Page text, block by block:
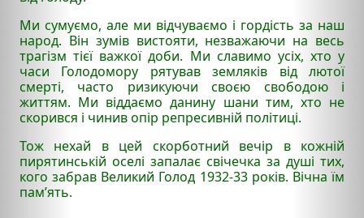
Ми сумуємо, але ми відчуваємо і гордість за наш
народ. Він зумів вистояти, незважаючи на весь
трагізм тієї важкої доби. Ми славимо усіх, хто у
часи Голодомору рятував земляків від лютої
смерті, часто ризикуючи своєю свободою і
життям. Ми віддаємо данину шани тим, хто не
скорився і чинив опір репресивній політиці.
Тож нехай в цей скорботний вечір в кожній
пирятинській оселі запалає свічечка за душі тих,
кого забрав Великий Голод 1932-33 років. Вічна їм
пам’ять.